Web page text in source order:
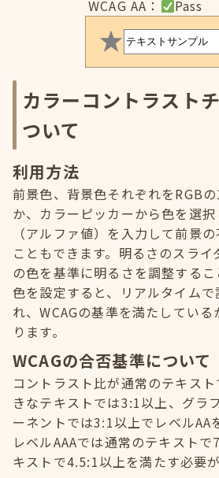
WCAG AA： Pass
カラーコントラスト
ついて
利用方法
前景色、背景色それぞれをRGB
か、カラーピッカーから色を選
（アルファ値）を入力して前景
こともできます。明るさのスラ
の色を基準に明るさを調整するこ
色を設定すると、リアルタイム
れ、WCAGの基準を満たしてい
ります。
WCAGの合否基準について
コントラスト比が通常のテキス
きなテキストでは3:1以上、グラ
ーネントでは3:1以上でレベルAA
レベルAAAでは通常のテキスト
キストで4.5:1以上を満たす必要が